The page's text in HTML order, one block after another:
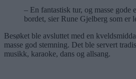
– En fantastisk tur, og masse gode
bordet, sier Rune Gjelberg som er
Besøket ble avsluttet med en
masse god stemning. Det ble servert
musikk, karaoke, dans og allsang.